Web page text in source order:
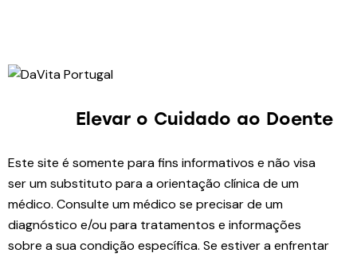
Elevar o Cuidado ao Doente
Este site é somente para fins informativos e não visa
ser um substituto para a orientação clínica de um
médico. Consulte um médico se precisar de um
diagnóstico e/ou para tratamentos e informações
sobre a sua condição específica. Se estiver a enfrentar